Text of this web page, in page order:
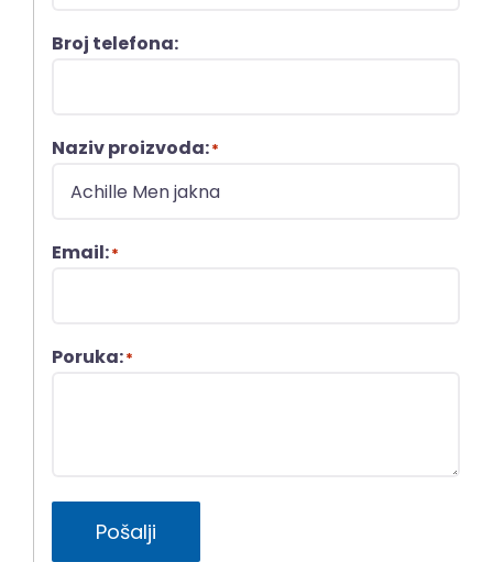
Broj telefona:
Naziv proizvoda:*
Email:*
Poruka:*
Pošalji